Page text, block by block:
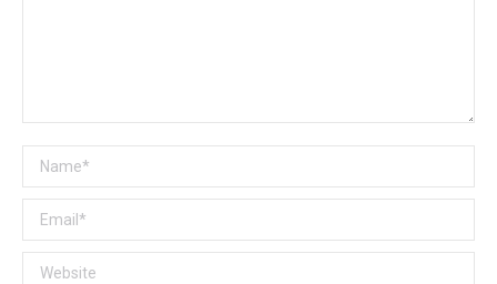
Name *
Email *
Website